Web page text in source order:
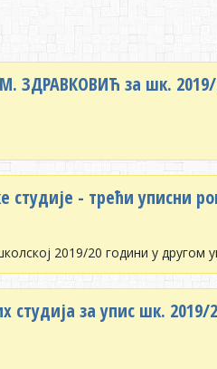
ЗДРАВКОВИЋ за шк. 2019/
студије - трећи уписни
2019/20 години у
за упис шк. 2019/